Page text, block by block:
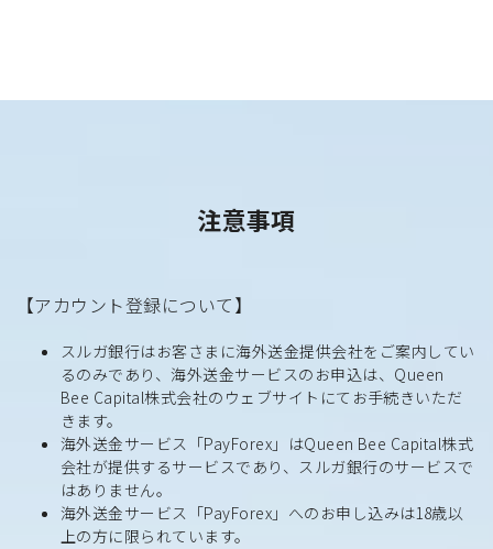
注意事項
【アカウント登録について】
スルガ銀行はお客さまに海外送金提供会社をご案内してい
るのみであり、海外送金サービスのお申込は、Queen
Bee Capital株式会社のウェブサイトにてお手続きいただ
きます。
海外送金サービス「PayForex」はQueen Bee Capital株式
会社が提供するサービスであり、スルガ銀行のサービスで
はありません。
海外送金サービス「PayForex」へのお申し込みは18歳以
上の方に限られています。